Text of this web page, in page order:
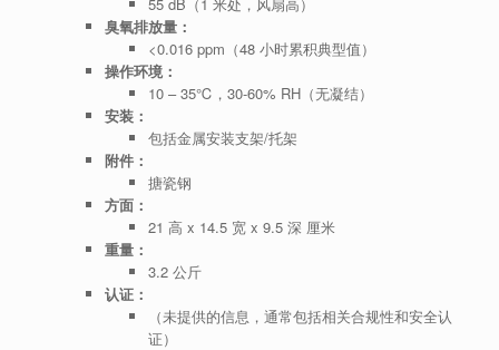
臭氧排放量：
<0.016 ppm（48 小时累积典型值）
操作环境：
10 – 35℃，30-60% RH（无凝结）
安装：
包括金属安装支架/托架
附件：
搪瓷钢
方面：
21 高 x 14.5 宽 x 9.5 深 厘米
重量：
3.2 公斤
认证：
（未提供的信息，通常包括相关合规性和安全认
证）